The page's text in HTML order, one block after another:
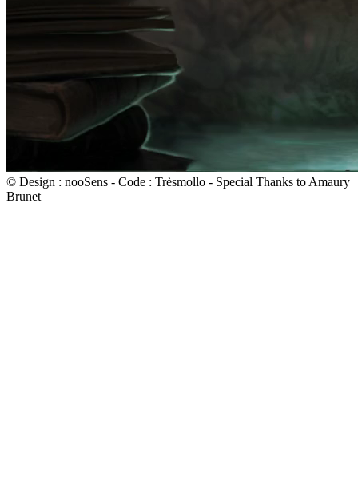
© Design : nooSens - Code : Trèsmollo - Special Thanks to Amaury
Brunet